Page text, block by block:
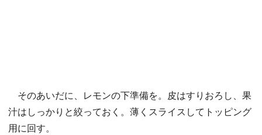
そのあいだに、レモンの下準備を。皮はすりおろし、果
汁はしっかりと絞っておく。薄くスライスしてトッピング
用に回す。